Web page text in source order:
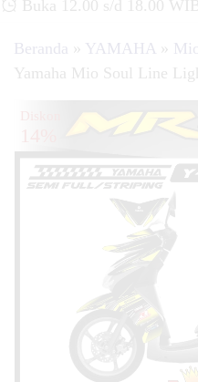
Buka 12.00 s/d 18.00
Beranda » YAMAHA »
Yamaha Mio Soul Line